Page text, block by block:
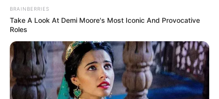
BRAINBERRIES
Take A Look At Demi Moore's Most Iconic And Provocative
Roles